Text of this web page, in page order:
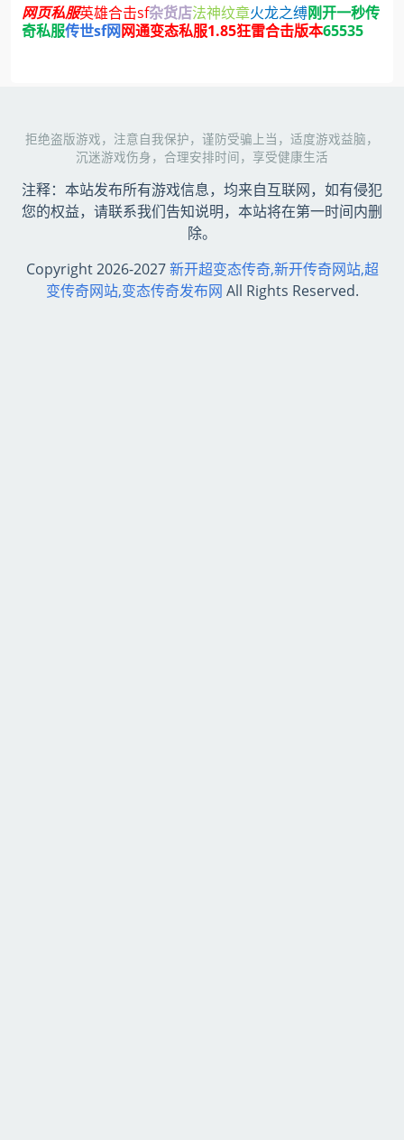
网页私服英雄合击sf杂货店法神纹章火龙之缚刚开一秒传
奇私服传世sf网网通变态私服1.85狂雷合击版本65535
拒绝盗版游戏，注意自我保护，谨防受骗上当，适度游戏益脑，
沉迷游戏伤身，合理安排时间，享受健康生活
注释：本站发布所有游戏信息，均来自互联网，如有侵犯
您的权益，请联系我们告知说明，本站将在第一时间内删
除。
Copyright 2026-2027新开超变态传奇,新开传奇网站,超
变传奇网站,变态传奇发布网 All Rights Reserved.